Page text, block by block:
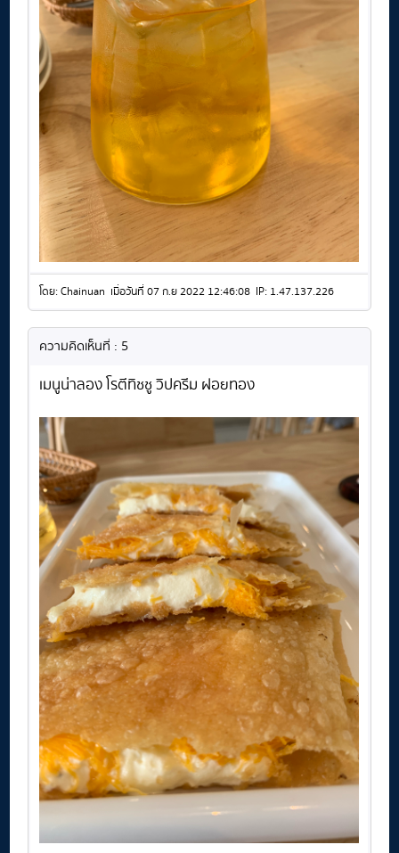
โดย: Chainuan เมื่อวันที่ 07 ก.ย 2022 12:46:08 IP: 1.47.137.226
ความคิดเห็นที่ : 5
เมนูน่าลอง โรตีทิชชู วิปครีม ฝอยทอง